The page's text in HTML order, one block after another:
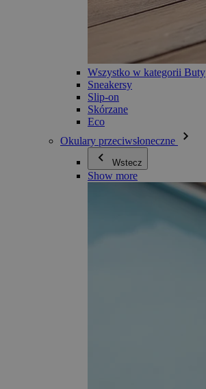
Wszystko w kategorii Buty
Sneakersy
Slip-on
Skórzane
Eco
Okulary przeciwsłoneczne
Wstecz
Show more